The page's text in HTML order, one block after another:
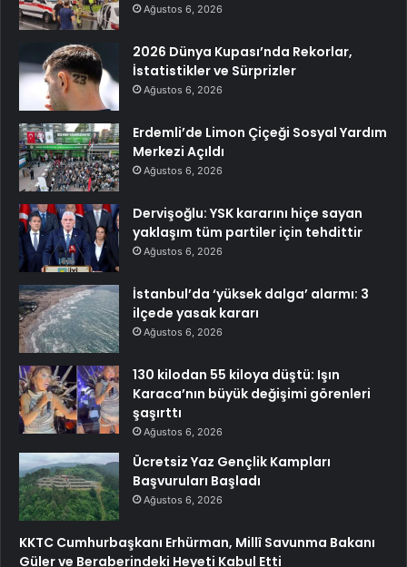
Ağustos 6, 2026
2026 Dünya Kupası’nda Rekorlar,
İstatistikler ve Sürprizler
Ağustos 6, 2026
Erdemli’de Limon Çiçeği Sosyal Yardım
Merkezi Açıldı
Ağustos 6, 2026
Dervişoğlu: YSK kararını hiçe sayan
yaklaşım tüm partiler için tehdittir
Ağustos 6, 2026
İstanbul’da ‘yüksek dalga’ alarmı: 3
ilçede yasak kararı
Ağustos 6, 2026
130 kilodan 55 kiloya düştü: Işın
Karaca’nın büyük değişimi görenleri
şaşırttı
Ağustos 6, 2026
Ücretsiz Yaz Gençlik Kampları
Başvuruları Başladı
Ağustos 6, 2026
KKTC Cumhurbaşkanı Erhürman, Millî Savunma Bakanı
Güler ve Beraberindeki Heyeti Kabul Etti